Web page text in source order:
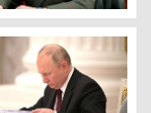
سيرغي شويغو